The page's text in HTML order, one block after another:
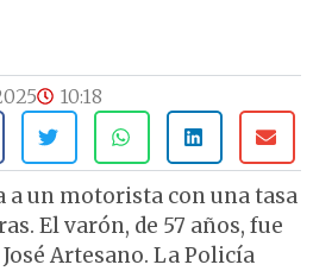
10:18
un motorista con una tasa
El varón, de 57 años, fue
Artesano. La Policía